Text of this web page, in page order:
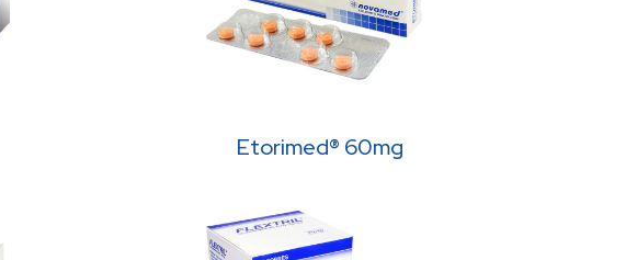
Etorimed® 60mg